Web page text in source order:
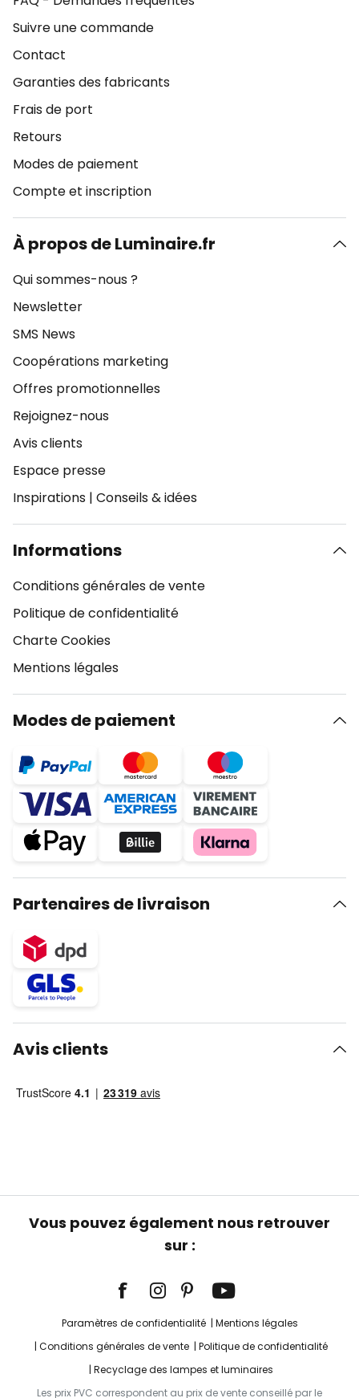
Suivre une commande
Contact
Garanties des fabricants
Frais de port
Retours
Modes de paiement
Compte et inscription
À propos de Luminaire.fr
Qui sommes-nous ?
Newsletter
SMS News
Coopérations marketing
Offres promotionnelles
Rejoignez-nous
Avis clients
Espace presse
Inspirations | Conseils & idées
Informations
Conditions générales de vente
Politique de confidentialité
Charte Cookies
Mentions légales
Modes de paiement
Partenaires de livraison
Avis clients
Vous pouvez également nous retrouver
sur :
Paramètres de confidentialité
Mentions légales
Conditions générales de vente
Politique de confidentialité
Recyclage des lampes et luminaires
Les prix PVC correspondent au prix de vente conseillé par le